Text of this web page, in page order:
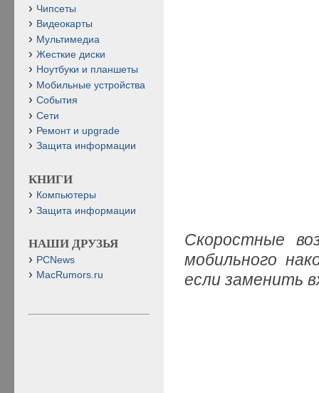
Скоростные
мобильного
если заменить
Чипсеты
Видеокарты
Мультимедиа
Жесткие диски
Ноутбуки и планшеты
Мобильные устройства
События
Сети
Ремонт и upgrade
Защита информации
КНИГИ
Компьютеры
Защита информации
НАШИ ДРУЗЬЯ
PCNews
MacRumors.ru